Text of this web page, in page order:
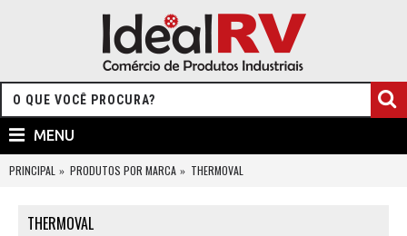
MENU
PRINCIPAL PRODUTOS POR MARCA THERMOVAL
THERMOVAL